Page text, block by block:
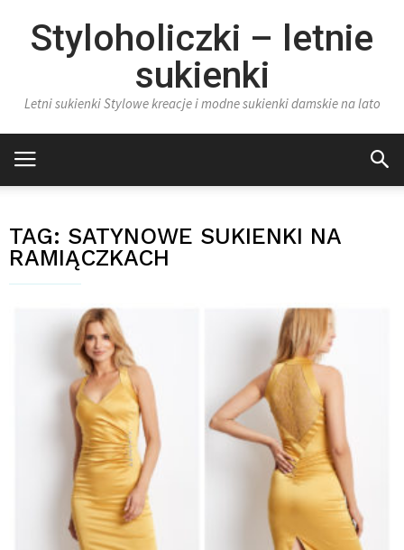
Styloholiczki – letnie
sukienki
Letni sukienki Stylowe kreacje i modne sukienki damskie na lato
TAG: SATYNOWE SUKIENKI NA
RAMIĄCZKACH